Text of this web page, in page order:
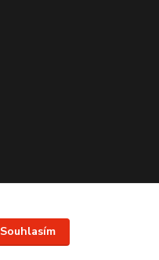
Souhlasím